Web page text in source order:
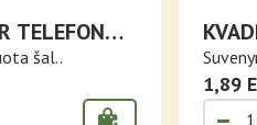
TELEFONO
šal..
1,89